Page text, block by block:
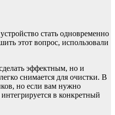
стать одновременно
этот вопрос, использовали
эффектным, но и
снимается для очистки. В
но если вам нужно
в конкретный